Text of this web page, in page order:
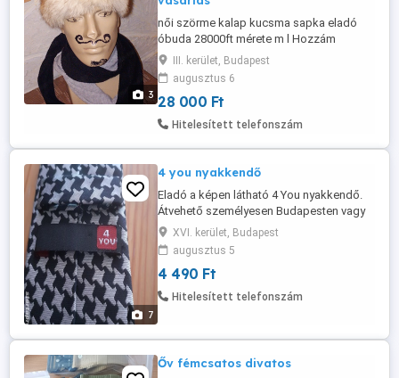
3
női szörme kalap kucsma sapka eladó
óbuda 28000ft mérete m l Hozzám
személyesen is jöhetsz, vásárlás előtt
megnézheted, akár ki is próbálhatod a
termékeket! személyes átvétel óbudán
lakcimemen posta kizárolag előre fizetés
után mpl csomagautomatába +3000ft 36
III. kerület, Budapest
augusztus 6
28 000 Ft
Hitelesített telefonszám
7
4 you nyakkendő
Eladó a képen látható 4 You nyakkendő.
Átvehető személyesen Budapesten vagy
postai úton.
XVI. kerület, Budapest
augusztus 5
4 490 Ft
Hitelesített telefonszám
Őv fémcsatos divatos